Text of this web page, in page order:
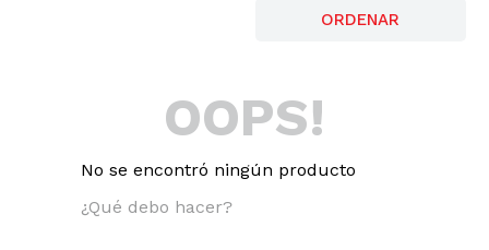
OOPS!
No se encontró ningún producto
¿Qué debo hacer?